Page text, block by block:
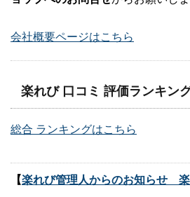
会社概要ページはこちら
楽れび 口コミ 評価ランキン
総合 ランキングはこちら
【楽れび管理人からのお知らせ